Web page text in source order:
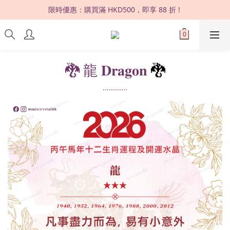
限時優惠：購買滿 HKD500，即享 88 折 !
限時優惠：購買滿 HKD500，即享 88 折 !
▸購買滿HKD500，即享全港免運費 | 全球直送✈️◂
限時優惠：購買滿 HKD500，即享 88 折 !
🐉 龍 𝐃𝐫𝐚𝐠𝐨𝐧 🐉
⋯⋯⋯⋯